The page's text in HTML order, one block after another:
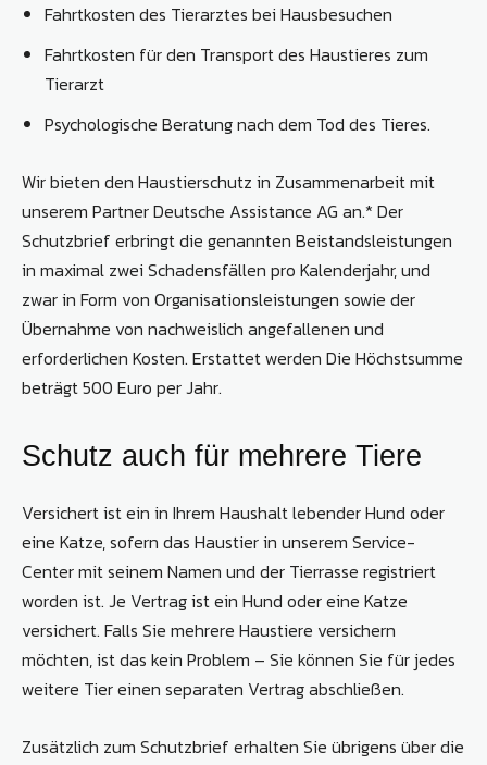
Fahrtkosten des Tierarztes bei Hausbesuchen
Fahrtkosten für den Transport des Haustieres zum
Tierarzt
Psychologische Beratung nach dem Tod des Tieres.
Wir bieten den Haustierschutz in Zusammenarbeit mit
unserem Partner Deutsche Assistance AG an.* Der
Schutzbrief erbringt die genannten Beistandsleistungen
in maximal zwei Schadensfällen pro Kalenderjahr, und
zwar in Form von Organisationsleistungen sowie der
Übernahme von nachweislich angefallenen und
erforderlichen Kosten. Erstattet werden Die Höchstsumme
beträgt 500 Euro per Jahr.
Schutz auch für mehrere Tiere
Versichert ist ein in Ihrem Haushalt lebender Hund oder
eine Katze, sofern das Haustier in unserem Service-
Center mit seinem Namen und der Tierrasse registriert
worden ist. Je Vertrag ist ein Hund oder eine Katze
versichert. Falls Sie mehrere Haustiere versichern
möchten, ist das kein Problem – Sie können Sie für jedes
weitere Tier einen separaten Vertrag abschließen.
Zusätzlich zum Schutzbrief erhalten Sie übrigens über die